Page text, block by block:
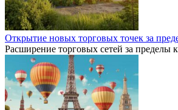
Открытие новых торговых точек за
Расширение торговых сетей за пределы